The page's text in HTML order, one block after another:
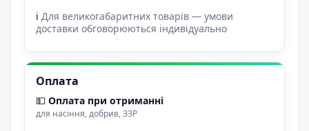
ℹ Для великогабаритних товарів — умови
доставки обговорюються індивідуально
Оплата
💵 Оплата при отриманні
для насіння, добрив, ЗЗР